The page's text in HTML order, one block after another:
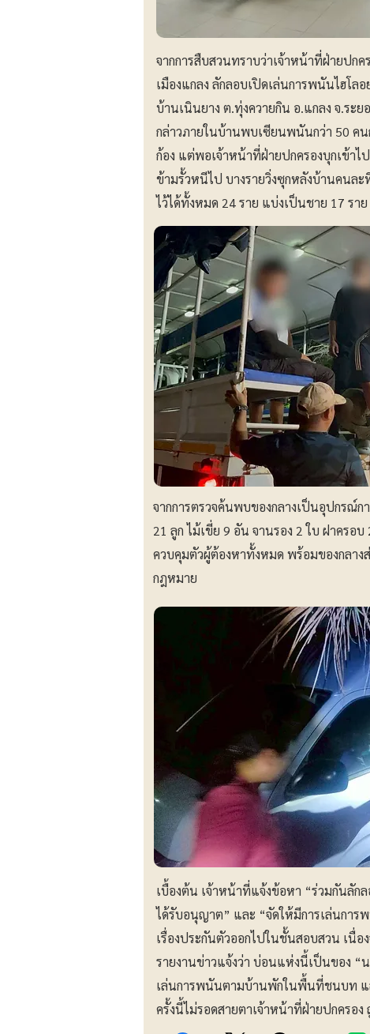
จากการสืบสวนทราบว่าเจ้าหน้าที่ฝ่ายปก
เมืองแกลง ลักลอบเปิดเล่นการพนันไฮโ
บ้านเนินยาง ต.ทุ่งควายกิน อ.แกลง จ.ระย
กล่าวภายในบ้านพบเซียนพนันกว่า 50 คน
ก้อง แต่พอเจ้าหน้าที่ฝ่ายปกครองบุกเข้าไ
ข้ามรั้วหนีไป บางรายวิ่งซุกหลังบ้านคนล
ไว้ได้ทั้งหมด 24 ราย แบ่งเป็นชาย 17 รา
จากการตรวจค้นพบของกลางเป็นอุปกรณ์
21 ลูก ไม้เขี่ย 9 อัน จานรอง 2 ใบ ฝาครอ
ควบคุมตัวผู้ต้องหาทั้งหมด พร้อมของกลา
กฎหมาย
เบื้องต้น เจ้าหน้าที่แจ้งข้อหา “ร่วมกันลั
ได้รับอนุญาต” และ “จัดให้มีการเล่นการ
เรื่องประกันตัวออกไปในชั้นสอบสวน เนื่อ
รายงานข่าวแจ้งว่า บ่อนแห่งนี้เป็นของ “
เล่นการพนันตามบ้านพักในพื้นที่ชนบท แ
ครั้งนี้ไม่รอดสายตาเจ้าหน้าที่ฝ่ายปกครอ